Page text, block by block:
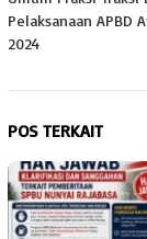
Pelaksanaan APBD
2024
POS TERKAIT